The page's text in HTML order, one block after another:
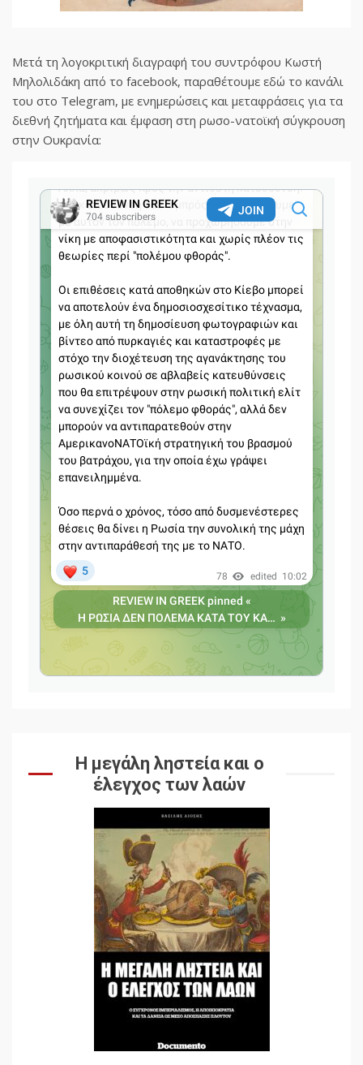
Μετά τη λογοκριτική διαγραφή του συντρόφου Κωστή
Μηλολιδάκη από το facebook, παραθέτουμε εδώ το κανάλι
του στο Telegram, με ενημερώσεις και μεταφράσεις για τα
διεθνή ζητήματα και έμφαση στη ρωσο-νατοϊκή σύγκρουση
στην Ουκρανία:
Η μεγάλη ληστεία και ο
έλεγχος των λαών